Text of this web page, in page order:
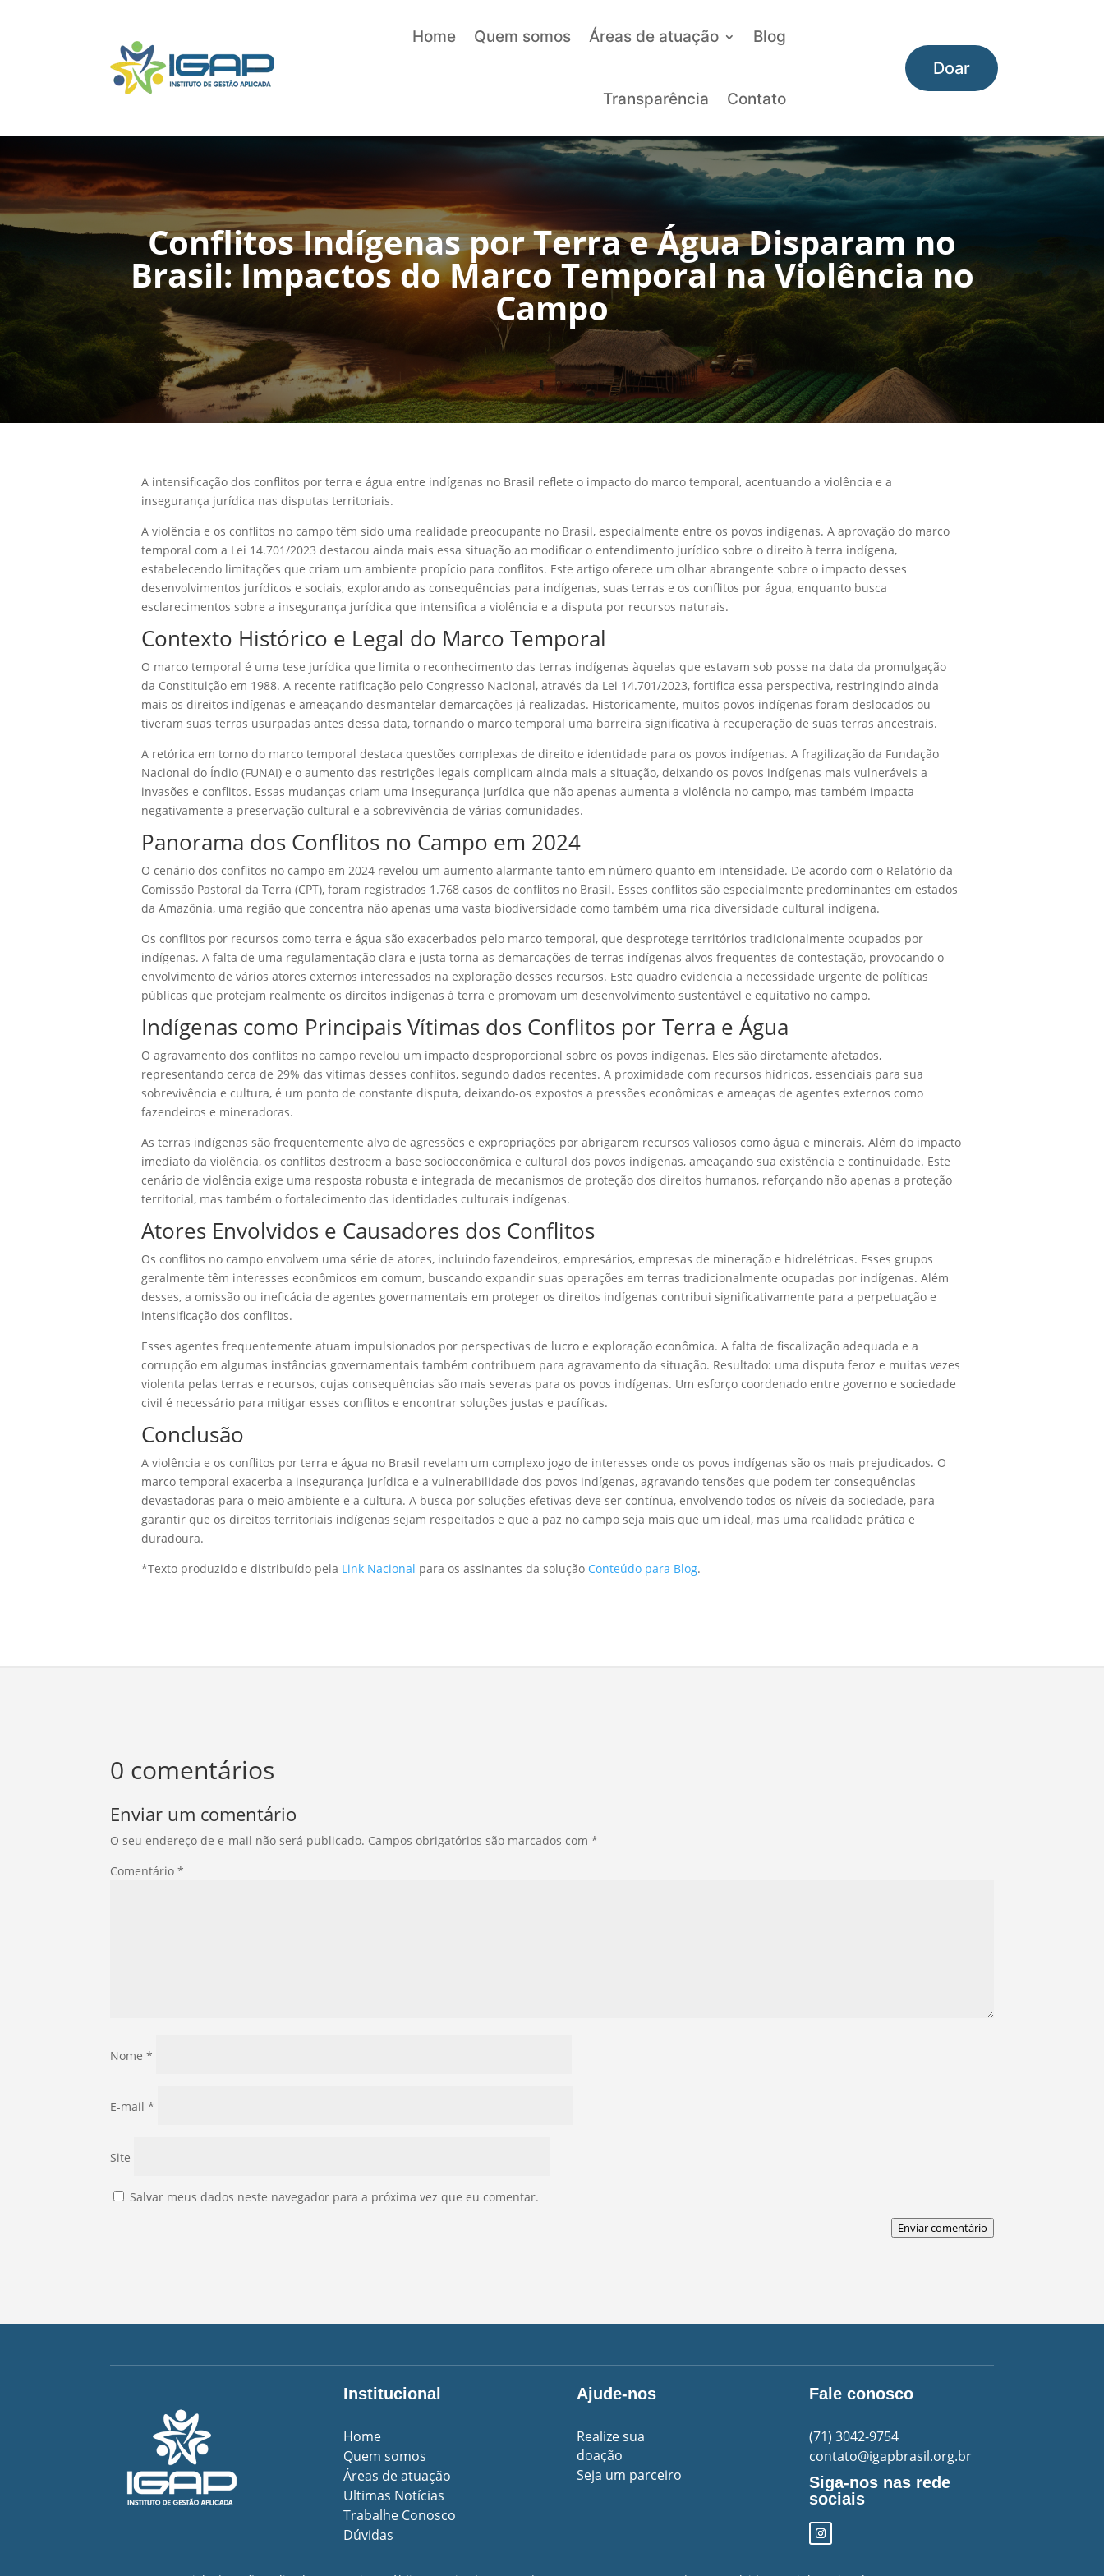
Home Quem somos Áreas de atuação Blog
Transparência Contato
Doar
Conflitos Indígenas por Terra e Água Disparam no
Brasil: Impactos do Marco Temporal na Violência no
Campo
A intensificação dos conflitos por terra e água entre indígenas no Brasil reflete o impacto do marco temporal, acentuando a violência e a
insegurança jurídica nas disputas territoriais.
A violência e os conflitos no campo têm sido uma realidade preocupante no Brasil, especialmente entre os povos indígenas. A aprovação do marco
temporal com a Lei 14.701/2023 destacou ainda mais essa situação ao modificar o entendimento jurídico sobre o direito à terra indígena,
estabelecendo limitações que criam um ambiente propício para conflitos. Este artigo oferece um olhar abrangente sobre o impacto desses
desenvolvimentos jurídicos e sociais, explorando as consequências para indígenas, suas terras e os conflitos por água, enquanto busca
esclarecimentos sobre a insegurança jurídica que intensifica a violência e a disputa por recursos naturais.
Contexto Histórico e Legal do Marco Temporal
O marco temporal é uma tese jurídica que limita o reconhecimento das terras indígenas àquelas que estavam sob posse na data da promulgação
da Constituição em 1988. A recente ratificação pelo Congresso Nacional, através da Lei 14.701/2023, fortifica essa perspectiva, restringindo ainda
mais os direitos indígenas e ameaçando desmantelar demarcações já realizadas. Historicamente, muitos povos indígenas foram deslocados ou
tiveram suas terras usurpadas antes dessa data, tornando o marco temporal uma barreira significativa à recuperação de suas terras ancestrais.
A retórica em torno do marco temporal destaca questões complexas de direito e identidade para os povos indígenas. A fragilização da Fundação
Nacional do Índio (FUNAI) e o aumento das restrições legais complicam ainda mais a situação, deixando os povos indígenas mais vulneráveis a
invasões e conflitos. Essas mudanças criam uma insegurança jurídica que não apenas aumenta a violência no campo, mas também impacta
negativamente a preservação cultural e a sobrevivência de várias comunidades.
Panorama dos Conflitos no Campo em 2024
O cenário dos conflitos no campo em 2024 revelou um aumento alarmante tanto em número quanto em intensidade. De acordo com o Relatório da
Comissão Pastoral da Terra (CPT), foram registrados 1.768 casos de conflitos no Brasil. Esses conflitos são especialmente predominantes em estados
da Amazônia, uma região que concentra não apenas uma vasta biodiversidade como também uma rica diversidade cultural indígena.
Os conflitos por recursos como terra e água são exacerbados pelo marco temporal, que desprotege territórios tradicionalmente ocupados por
indígenas. A falta de uma regulamentação clara e justa torna as demarcações de terras indígenas alvos frequentes de contestação, provocando o
envolvimento de vários atores externos interessados na exploração desses recursos. Este quadro evidencia a necessidade urgente de políticas
públicas que protejam realmente os direitos indígenas à terra e promovam um desenvolvimento sustentável e equitativo no campo.
Indígenas como Principais Vítimas dos Conflitos por Terra e Água
O agravamento dos conflitos no campo revelou um impacto desproporcional sobre os povos indígenas. Eles são diretamente afetados,
representando cerca de 29% das vítimas desses conflitos, segundo dados recentes. A proximidade com recursos hídricos, essenciais para sua
sobrevivência e cultura, é um ponto de constante disputa, deixando-os expostos a pressões econômicas e ameaças de agentes externos como
fazendeiros e mineradoras.
As terras indígenas são frequentemente alvo de agressões e expropriações por abrigarem recursos valiosos como água e minerais. Além do impacto
imediato da violência, os conflitos destroem a base socioeconômica e cultural dos povos indígenas, ameaçando sua existência e continuidade. Este
cenário de violência exige uma resposta robusta e integrada de mecanismos de proteção dos direitos humanos, reforçando não apenas a proteção
territorial, mas também o fortalecimento das identidades culturais indígenas.
Atores Envolvidos e Causadores dos Conflitos
Os conflitos no campo envolvem uma série de atores, incluindo fazendeiros, empresários, empresas de mineração e hidrelétricas. Esses grupos
geralmente têm interesses econômicos em comum, buscando expandir suas operações em terras tradicionalmente ocupadas por indígenas. Além
desses, a omissão ou ineficácia de agentes governamentais em proteger os direitos indígenas contribui significativamente para a perpetuação e
intensificação dos conflitos.
Esses agentes frequentemente atuam impulsionados por perspectivas de lucro e exploração econômica. A falta de fiscalização adequada e a
corrupção em algumas instâncias governamentais também contribuem para agravamento da situação. Resultado: uma disputa feroz e muitas vezes
violenta pelas terras e recursos, cujas consequências são mais severas para os povos indígenas. Um esforço coordenado entre governo e sociedade
civil é necessário para mitigar esses conflitos e encontrar soluções justas e pacíficas.
Conclusão
A violência e os conflitos por terra e água no Brasil revelam um complexo jogo de interesses onde os povos indígenas são os mais prejudicados. O
marco temporal exacerba a insegurança jurídica e a vulnerabilidade dos povos indígenas, agravando tensões que podem ter consequências
devastadoras para o meio ambiente e a cultura. A busca por soluções efetivas deve ser contínua, envolvendo todos os níveis da sociedade, para
garantir que os direitos territoriais indígenas sejam respeitados e que a paz no campo seja mais que um ideal, mas uma realidade prática e
duradoura.
*Texto produzido e distribuído pela Link Nacional para os assinantes da solução Conteúdo para Blog.
0 comentários
Enviar um comentário
O seu endereço de e-mail não será publicado. Campos obrigatórios são marcados com*
Comentário*
Nome*
E-mail*
Site
Salvar meus dados neste navegador para a próxima vez que eu comentar.
Enviar comentário
Institucional
Home
Quem somos
Áreas de atuação
Ultimas Notícias
Trabalhe Conosco
Dúvidas
Ajude-nos
Realize sua
doação
Seja um parceiro
Fale conosco
(71)3042-9754
contato@igapbrasil.org.br
Siga-nos nas rede
sociais